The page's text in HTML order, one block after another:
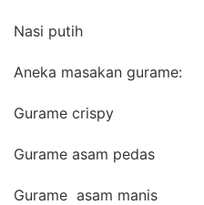
Nasi putih
Aneka masakan gurame:
Gurame crispy
Gurame asam pedas
Gurame asam manis